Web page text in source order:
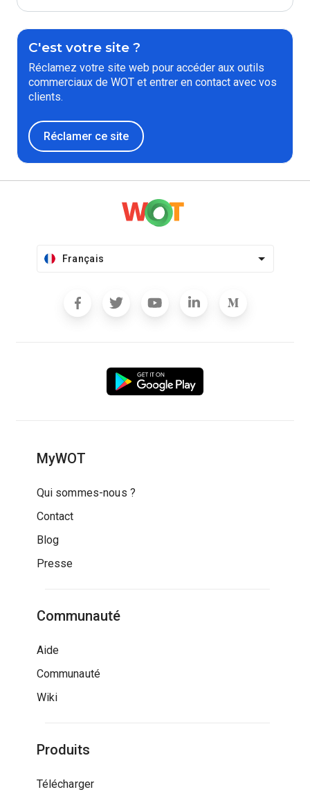
C'est votre site ?
Réclamez votre site web pour accéder aux outils
commerciaux de WOT et entrer en contact avec vos
clients.
Réclamer ce site
Français
MyWOT
Qui sommes-nous ?
Contact
Blog
Presse
Communauté
Aide
Communauté
Wiki
Produits
Télécharger